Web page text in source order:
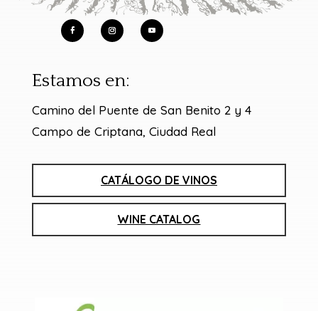
Estamos en:
Camino del Puente de San Benito 2 y 4
Campo de Criptana, Ciudad Real
CATÁLOGO DE VINOS
WINE CATALOG